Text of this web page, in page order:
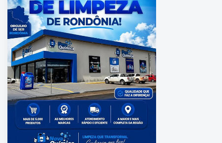
da
Funcultural
PUBLICADO
EM:
junho
14,
2026